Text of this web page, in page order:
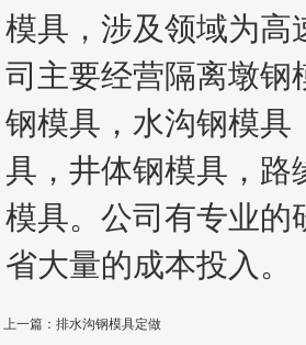
模具，涉及领域为高
司主要经营隔离墩钢
钢模具，水沟钢模具
具，井体钢模具，路
模具。公司有专业的
省大量的成本投入。
上一篇：排水沟钢模具定做